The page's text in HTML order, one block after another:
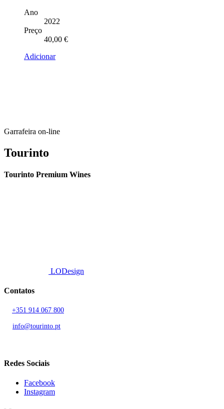
Ano
2022
Preço
40,00 €
Adicionar
Garrafeira on-line
Tourinto
Tourinto Premium Wines
LODesign
Contatos
+351 914 067 800
info@tourinto.pt
Redes Sociais
Facebook
Instagram